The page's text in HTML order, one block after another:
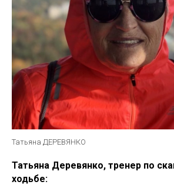
Татьяна ДЕРЕВЯНКО
Татьяна Деревянко, тренер по
ходьбе: